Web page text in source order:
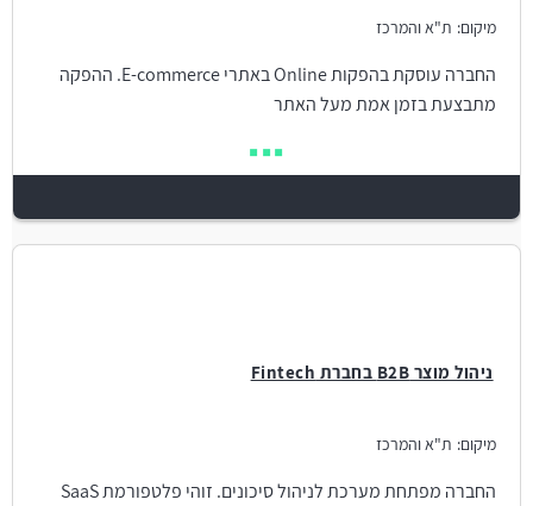
מיקום: ת"א והמרכז
החברה עוסקת בהפקות Online באתרי E-commerce. ההפקה
מתבצעת בזמן אמת מעל האתר
ניהול מוצר B2B בחברת Fintech
מיקום: ת"א והמרכז
החברה מפתחת מערכת לניהול סיכונים. זוהי פלטפורמת SaaS